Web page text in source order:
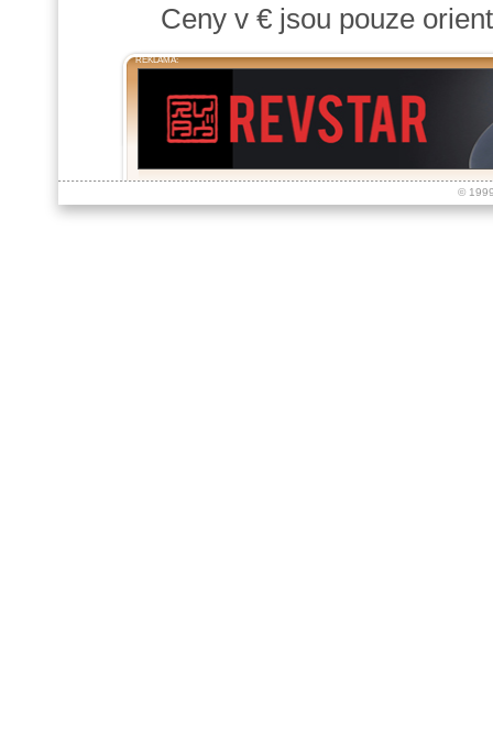
Ceny v € jsou pouze
REKLAMA:
©